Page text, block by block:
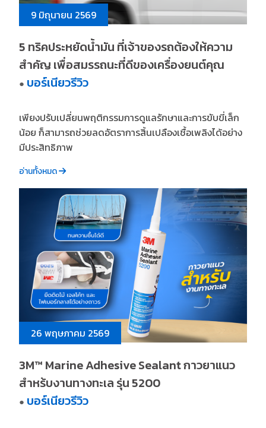
9 มิถุนายน 2569
5 ทริคประหยัดน้ำมัน ที่เจ้าของรถต้องให้ความ
สำคัญ เพื่อสมรรถนะที่ดีของเครื่องยนต์คุณ
● บอร์เนียวรีวิว
เพียงปรับเปลี่ยนพฤติกรรมการดูแลรักษาและการขับขี่เล็ก
น้อย ก็สามารถช่วยลดอัตราการสิ้นเปลืองเชื้อเพลิงได้อย่าง
มีประสิทธิภาพ
อ่านทั้งหมด
26 พฤษภาคม 2569
3M™ Marine Adhesive Sealant กาวยาแนว
สำหร้บงานทางทะเล รุ่น 5200
● บอร์เนียวรีวิว